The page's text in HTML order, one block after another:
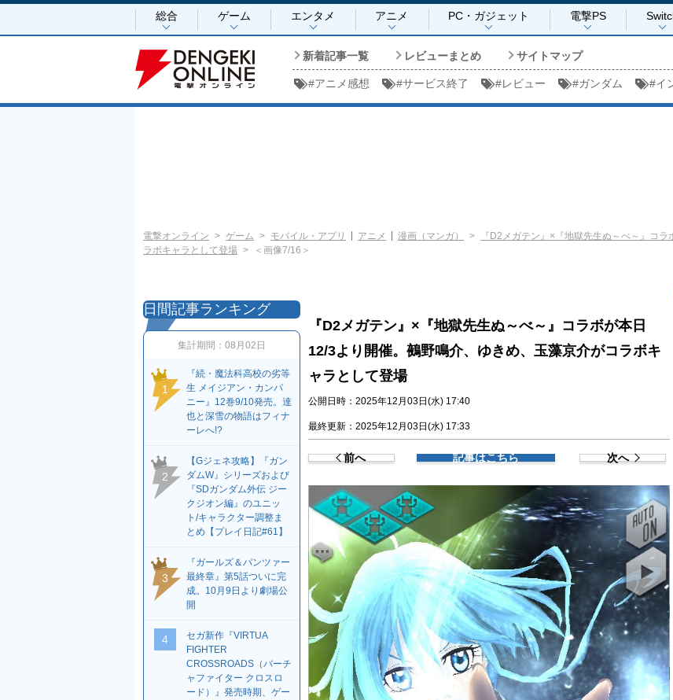
総合 ゲーム エンタメ アニメ PC・ガジェット 電撃PS
新着記事一覧 レビューまとめ サイトマップ
#アニメ感想 #サービス終了 #レビュー #ガンダム #イ
電撃オンライン ゲーム モバイル・アプリ アニメ 漫画（マンガ）
『D2メガテン』×『地獄先生ぬ～べ～』コ
ラボキャラとして登場
＜画像7/16＞
『D2メガテン』×『地獄先生ぬ～べ～』コラボが本日
12/3より開催。鵺野鳴介、ゆきめ、玉藻京介がコラボキ
ャラとして登場
公開日時：2025年12月03日(水) 17:40
最終更新：2025年12月03日(水) 17:33
前へ 記事はこちら 次へ
日間記事ランキング
集計期間： 08月02日
1
『続・魔法科高校の劣等
生 メイジアン・カンパ
ニー』12巻9/10発売。達
也と深雪の物語はフィナ
ーレへ!?
2
【Gジェネ攻略】『ガン
ダムW』シリーズおよび
『SDガンダム外伝 ジー
クジオン編』のユニッ
ト/キャラクター調整ま
とめ【プレイ日記#61】
3
『ガールズ＆パンツァー
最終章』第5話ついに完
成。10月9日より劇場公
開
4
セガ新作『VIRTUA
FIGHTER
CROSSROADS（バーチ
ャファイター クロスロ
ード）』発売時期、ゲー